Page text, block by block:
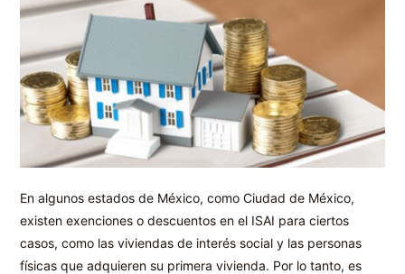
En algunos estados de México, como Ciudad de México,
existen exenciones o descuentos en el ISAI para ciertos
casos, como las viviendas de interés social y las personas
físicas que adquieren su primera vivienda. Por lo tanto, es